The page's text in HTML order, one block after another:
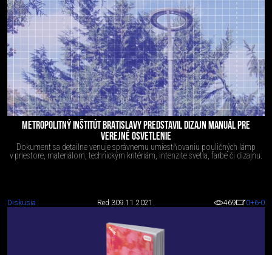
METROPOLITNÝ INŠTITÚT BRATISLAVY PREDSTAVIL DIZAJN MANUÁL PRE
VEREJNÉ OSVETLENIE
Dokument sa detailne venuje správnemu umiestňovaniu pouličných lámp
v priestore, materiálom, technickým kritériám, intenzite svetla, farbe či dizajnu.
Diskusia Red 309.11.2021 469 0+6-0